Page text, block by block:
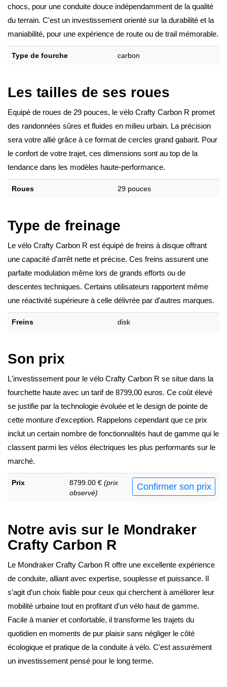
chocs, pour une conduite douce indépendamment de la qualité
du terrain. C'est un investissement orienté sur la durabilité et la
maniabilité, pour une expérience de route ou de trail mémorable.
Type de fourche carbon
Les tailles de ses roues
Equipé de roues de 29 pouces, le vélo Crafty Carbon R promet
des randonnées sûres et fluides en milieu urbain. La précision
sera votre allié grâce à ce format de cercles grand gabarit. Pour
le confort de votre trajet, ces dimensions sont au top de la
tendance dans les modèles haute-performance.
Roues 29 pouces
Type de freinage
Le vélo Crafty Carbon R est équipé de freins à disque offrant
une capacité d'arrêt nette et précise. Ces freins assurent une
parfaite modulation même lors de grands efforts ou de
descentes techniques. Certains utilisateurs rapportent même
une réactivité supérieure à celle délivrée par d'autres marques.
Freins disk
Son prix
L'investissement pour le vélo Crafty Carbon R se situe dans la
fourchette haute avec un tarif de 8799,00 euros. Ce coût élevé
se justifie par la technologie évoluée et le design de pointe de
cette monture d'exception. Rappelons cependant que ce prix
inclut un certain nombre de fonctionnalités haut de gamme qui le
classent parmi les vélos électriques les plus performants sur le
marché.
Prix 8799.00 € (prix
observé)
Confirmer son prix
Notre avis sur le Mondraker
Crafty Carbon R
Le Mondraker Crafty Carbon R offre une excellente expérience
de conduite, alliant avec expertise, souplesse et puissance. Il
s’agit d’un choix fiable pour ceux qui cherchent à améliorer leur
mobilité urbaine tout en profitant d'un vélo haut de gamme.
Facile à manier et confortable, il transforme les trajets du
quotidien en moments de pur plaisir sans négliger le côté
écologique et pratique de la conduite à vélo. C'est assurément
un investissement pensé pour le long terme.